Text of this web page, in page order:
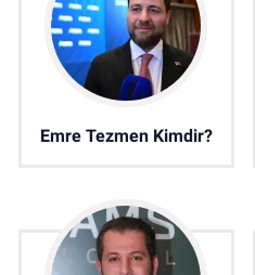
Emre Tezmen Kimdir?